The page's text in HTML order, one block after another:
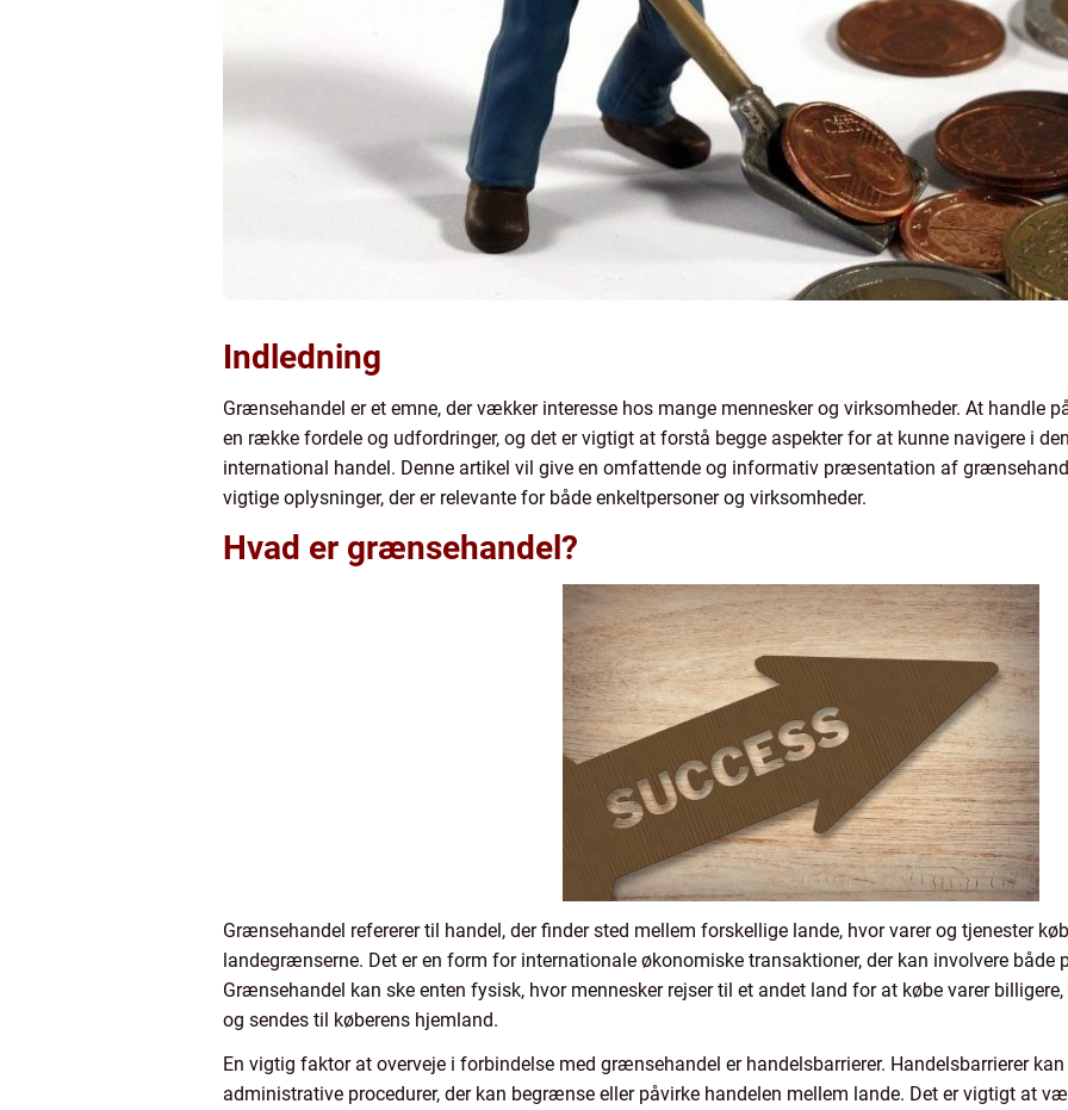
Indledning
Grænsehandel er et emne, der vækker interesse hos mange mennesker og virksomheder. At handle
en række fordele og udfordringer, og det er vigtigt at forstå begge aspekter for at kunne navigere i
international handel. Denne artikel vil give en omfattende og informativ præsentation af
vigtige oplysninger, der er relevante for både enkeltpersoner og virksomheder.
Hvad er grænsehandel?
Grænsehandel refererer til handel, der finder sted mellem forskellige lande, hvor varer og tjenester
landegrænserne. Det er en form for internationale økonomiske transaktioner, der kan involvere både
Grænsehandel kan ske enten fysisk, hvor mennesker rejser til et andet land for at købe varer
og sendes til køberens hjemland.
En vigtig faktor at overveje i forbindelse med grænsehandel er handelsbarrierer. Handelsbarrierer
administrative procedurer, der kan begrænse eller påvirke handelen mellem lande. Det er vigtigt at